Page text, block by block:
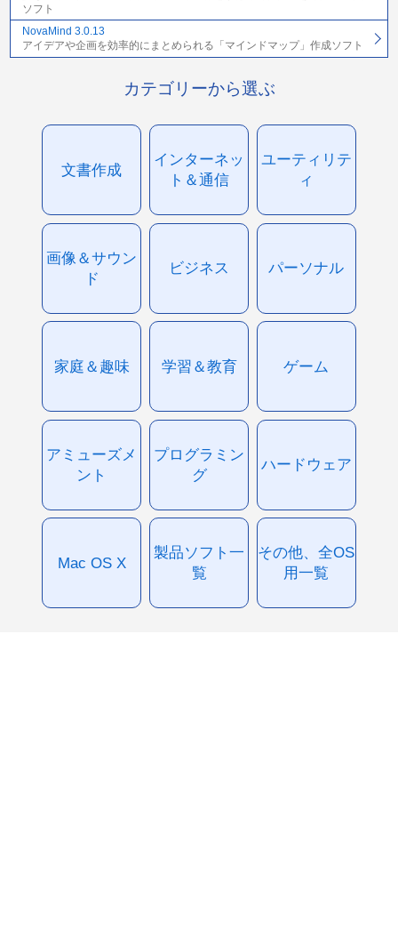
ソフト
NovaMind 3.0.13
アイデアや企画を効率的にまとめられる「マインドマップ」作成ソフト
カテゴリーから選ぶ
文書作成
インターネッ
ト＆通信
ユーティリテ
ィ
画像＆サウン
ド
ビジネス パーソナル
家庭＆趣味 学習＆教育 ゲーム
アミューズメ
ント
プログラミン
グ
ハードウェア
Mac OS X
製品ソフト一
覧
その他、全OS
用一覧